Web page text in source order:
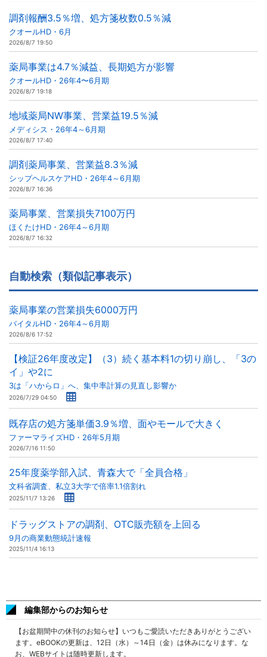
調剤報酬3.5％増、処方箋枚数0.5％減
クオールHD・6月
2026/8/7 19:50
薬局事業は4.7％減益、長期処方が影響
クオールHD・26年4〜6月期
2026/8/7 19:18
地域薬局NW事業、営業益19.5％減
メディシス・26年4～6月期
2026/8/7 17:40
調剤薬局事業、営業益8.3％減
シップヘルスケアHD・26年4～6月期
2026/8/7 16:36
薬局事業、営業損失7100万円
ほくたけHD・26年4～6月期
2026/8/7 16:32
自動検索（類似記事表示）
薬局事業の営業損失6000万円
バイタルHD・26年4～6月期
2026/8/6 17:52
【検証26年度改定】（3）続く基本料1の切り崩し、「3の
イ」や2に
3は「ハからロ」へ、集中率計算の見直し影響か
2026/7/29 04:50
既存店の処方箋単価3.9％増、面やモールで大きく
ファーマライズHD・26年5月期
2026/7/16 11:50
25年度薬学部入試、青森大で「全員合格」
文科省調査、私立3大学で倍率1.1倍割れ
2025/11/7 13:26
ドラッグストアの調剤、OTC販売額を上回る
9月の商業動態統計速報
2025/11/4 16:13
編集部からのお知らせ
【お盆期間中の休刊のお知らせ】いつもご愛読いただきありがとうござい
ます。eBOOKの更新は、12日（水）～14日（金）は休みになります。な
お、WEBサイトは随時更新します。